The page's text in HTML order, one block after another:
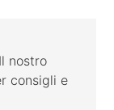
nostro
consigli e